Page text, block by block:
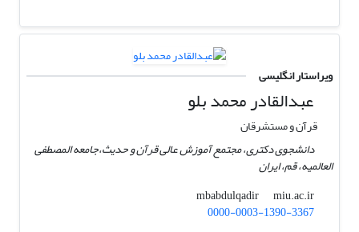
ویراستار انگلیسی
عبدالقادر محمد بلو
قرآن و مستشرقان
دانشجوی دکتری، مجتمع آموزش عالى قرآن و حدیث،جامعه المصطفى
العالمیه، قم، ایران
mbabdulqadir
miu.ac.ir
0000-0003-1390-3367